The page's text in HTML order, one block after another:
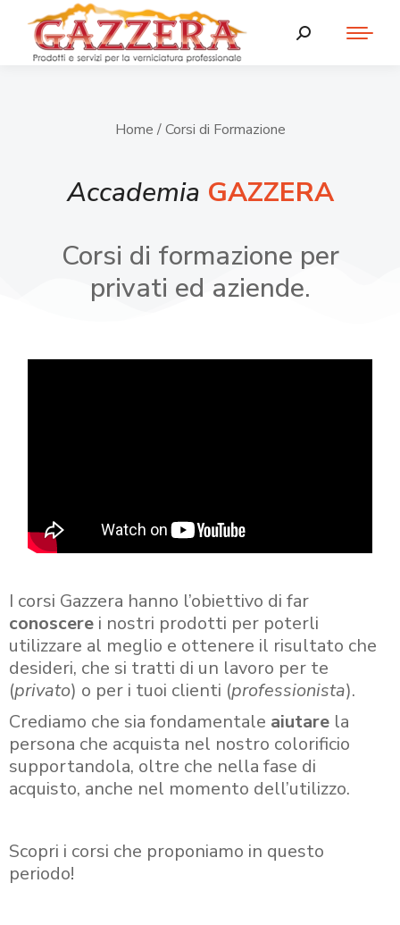
Home / Corsi di Formazione
Accademia GAZZERA
Corsi di formazione per
privati ed aziende.
I corsi Gazzera hanno l’obiettivo di far
conoscere i nostri prodotti per poterli
utilizzare al meglio e ottenere il risultato che
desideri, che si tratti di un lavoro per te
(privato) o per i tuoi clienti (professionista).
Crediamo che sia fondamentale aiutare la
persona che acquista nel nostro colorificio
supportandola, oltre che nella fase di
acquisto, anche nel momento dell’utilizzo.
Scopri i corsi che proponiamo in questo
periodo!